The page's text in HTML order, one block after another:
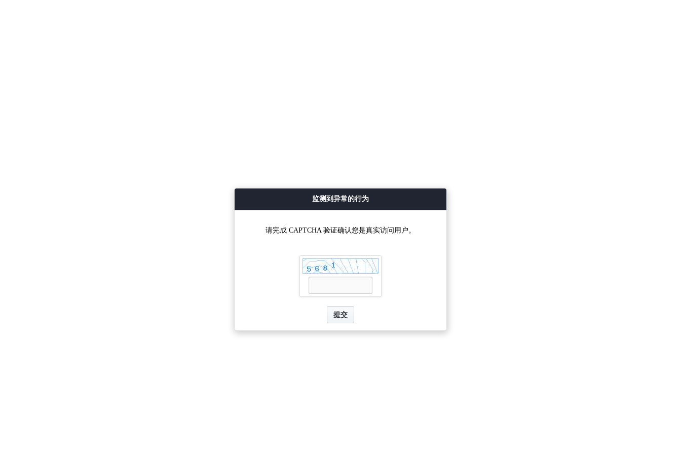
监测到异常的行为
请完成 CAPTCHA 验证确认您是真实访问用户。